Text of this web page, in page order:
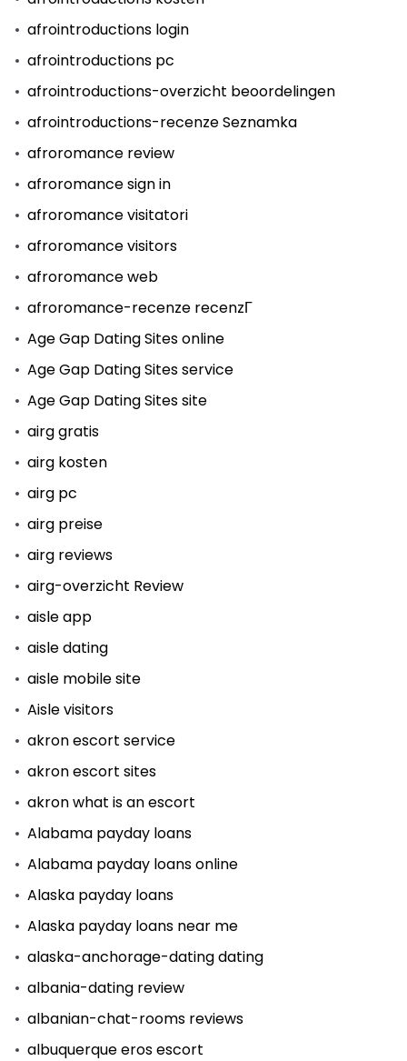
afrointroductions login
afrointroductions pc
afrointroductions-overzicht beoordelingen
afrointroductions-recenze Seznamka
afroromance review
afroromance sign in
afroromance visitatori
afroromance visitors
afroromance web
afroromance-recenze recenzГ­
Age Gap Dating Sites online
Age Gap Dating Sites service
Age Gap Dating Sites site
airg gratis
airg kosten
airg pc
airg preise
airg reviews
airg-overzicht Review
aisle app
aisle dating
aisle mobile site
Aisle visitors
akron escort service
akron escort sites
akron what is an escort
Alabama payday loans
Alabama payday loans online
Alaska payday loans
Alaska payday loans near me
alaska-anchorage-dating dating
albania-dating review
albanian-chat-rooms reviews
albuquerque eros escort